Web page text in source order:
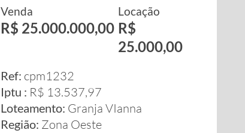
Venda
R$ 25.000.000,00
Locação
R$
25.000,00
Ref: cpm1232
Iptu : R$ 13.537,97
Loteamento: Granja VIanna
Região: Zona Oeste